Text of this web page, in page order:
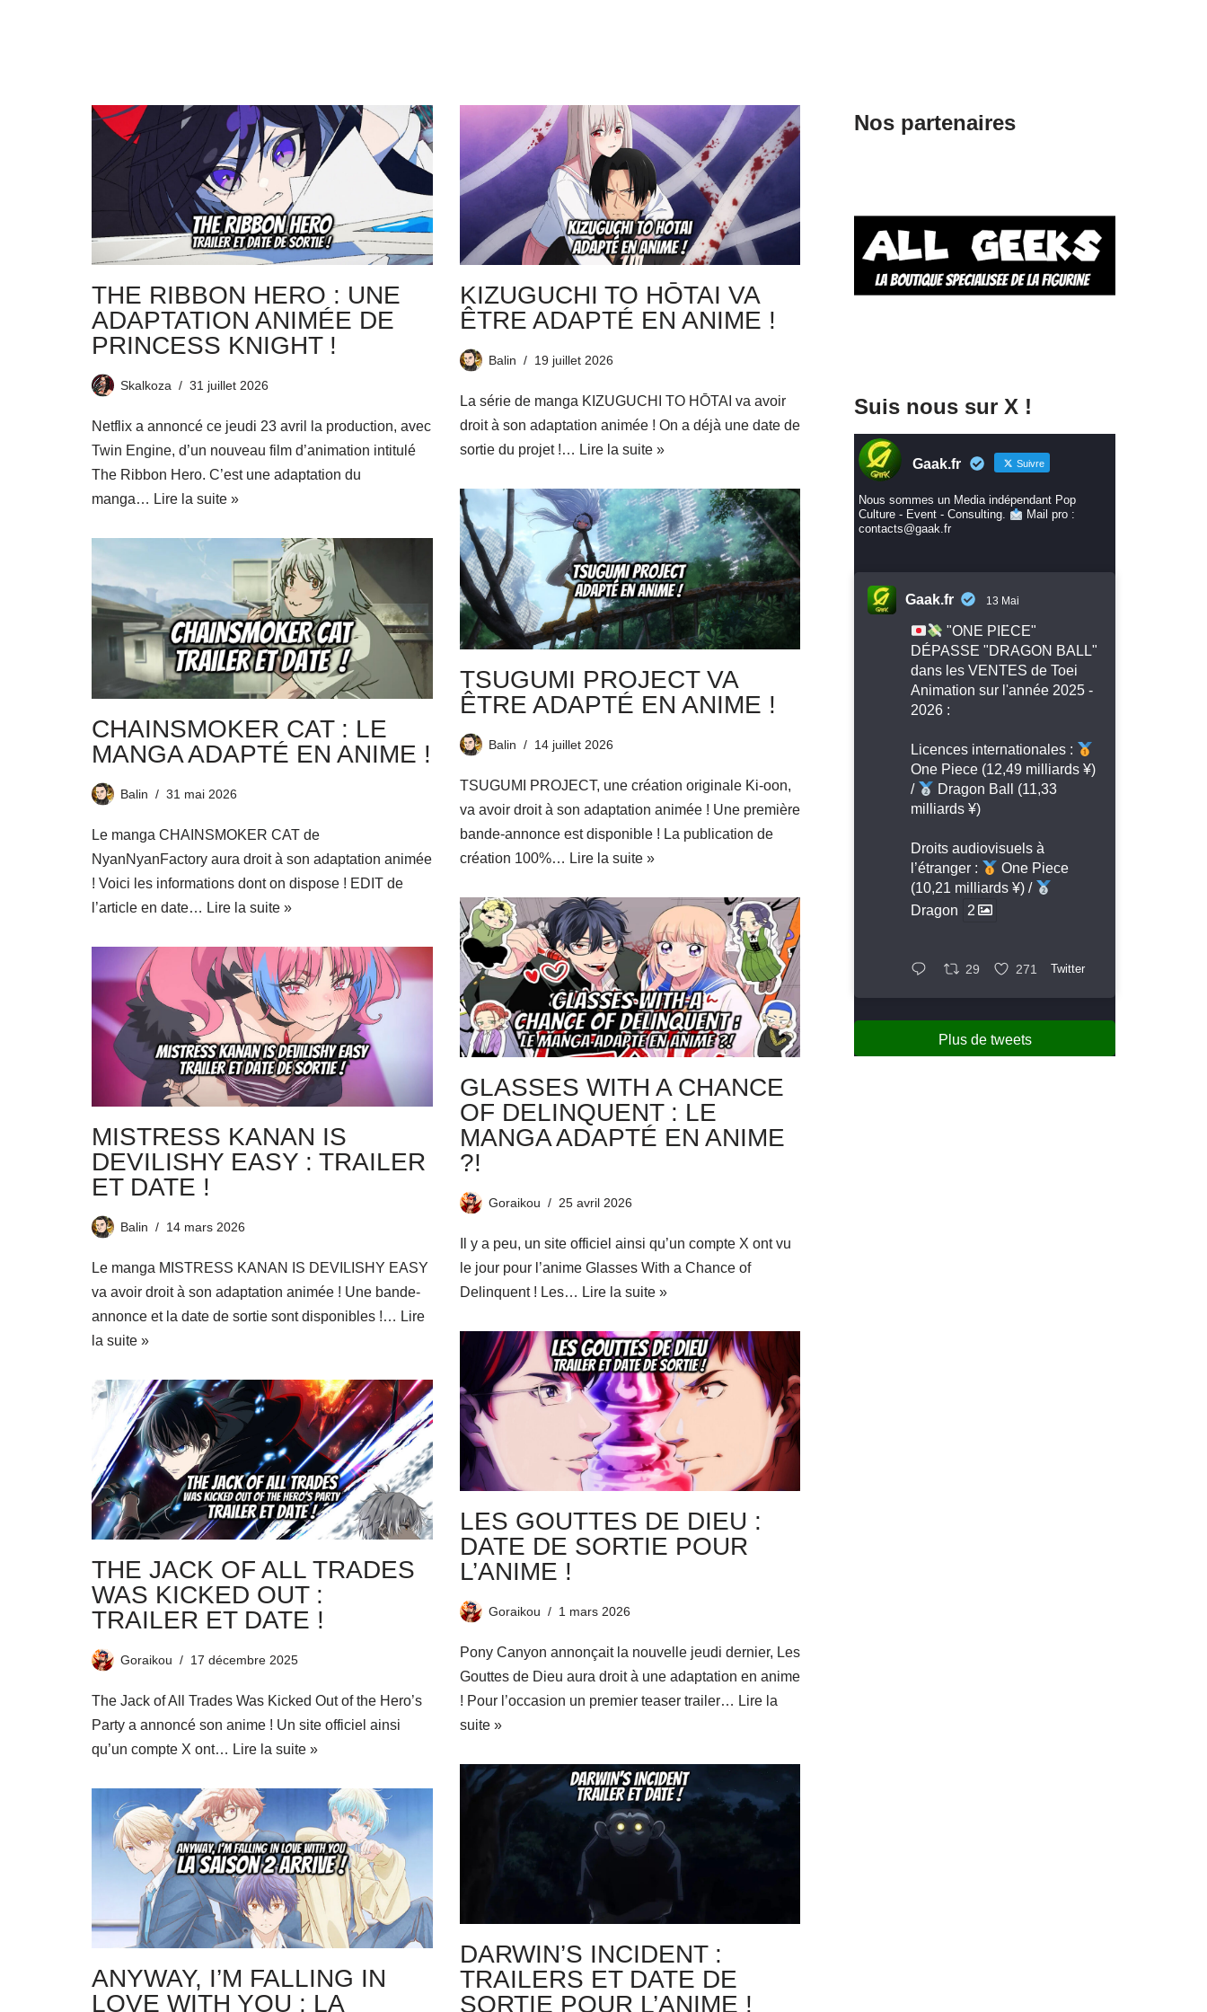
THE RIBBON HERO : UNE
ADAPTATION ANIMÉE DE
PRINCESS KNIGHT !
Skalkoza 31 juillet 2026
Netflix a annoncé ce jeudi 23 avril la production, avec
Twin Engine, d’un nouveau film d’animation intitulé
The Ribbon Hero. C’est une adaptation du
manga… Lire la suite »
KIZUGUCHI TO HŌTAI VA
ÊTRE ADAPTÉ EN ANIME !
Balin 19 juillet 2026
La série de manga KIZUGUCHI TO HŌTAI va avoir
droit à son adaptation animée ! On a déjà une date de
sortie du projet !… Lire la suite »
TSUGUMI PROJECT VA
ÊTRE ADAPTÉ EN ANIME !
Balin 14 juillet 2026
TSUGUMI PROJECT, une création originale Ki-oon,
va avoir droit à son adaptation animée ! Une première
bande-annonce est disponible ! La publication de
création 100%… Lire la suite »
CHAINSMOKER CAT : LE
MANGA ADAPTÉ EN ANIME !
Balin 31 mai 2026
Le manga CHAINSMOKER CAT de
NyanNyanFactory aura droit à son adaptation animée
! Voici les informations dont on dispose ! EDIT de
l’article en date… Lire la suite »
GLASSES WITH A CHANCE
OF DELINQUENT : LE
MANGA ADAPTÉ EN ANIME
?!
Goraikou 25 avril 2026
Il y a peu, un site officiel ainsi qu’un compte X ont vu
le jour pour l’anime Glasses With a Chance of
Delinquent ! Les… Lire la suite »
MISTRESS KANAN IS
DEVILISHY EASY : TRAILER
ET DATE !
Balin 14 mars 2026
Le manga MISTRESS KANAN IS DEVILISHY EASY
va avoir droit à son adaptation animée ! Une bande-
annonce et la date de sortie sont disponibles !… Lire
la suite »
LES GOUTTES DE DIEU :
DATE DE SORTIE POUR
L’ANIME !
Goraikou 1 mars 2026
Pony Canyon annonçait la nouvelle jeudi dernier, Les
Gouttes de Dieu aura droit à une adaptation en anime
! Pour l’occasion un premier teaser trailer… Lire la
suite »
THE JACK OF ALL TRADES
WAS KICKED OUT :
TRAILER ET DATE !
Goraikou 17 décembre 2025
The Jack of All Trades Was Kicked Out of the Hero’s
Party a annoncé son anime ! Un site officiel ainsi
qu’un compte X ont… Lire la suite »
DARWIN’S INCIDENT :
TRAILERS ET DATE DE
SORTIE POUR L’ANIME !
ANYWAY, I’M FALLING IN
LOVE WITH YOU : LA
Nos partenaires
Suis nous sur X !
Gaak.fr Suivre
Nous sommes un Media indépendant Pop
Culture - Event - Consulting.
Mail pro :
contacts@gaak.fr
Gaak.fr 13 Mai
"ONE PIECE"
DÉPASSE "DRAGON BALL"
dans les VENTES de Toei
Animation sur l'année 2025 -
2026 :
Licences internationales :
One Piece (12,49 milliards ¥)
/
Dragon Ball (11,33
milliards ¥)
Droits audiovisuels à
l’étranger :
One Piece
(10,21 milliards ¥) /
Dragon
2
29 271 Twitter
Plus de tweets